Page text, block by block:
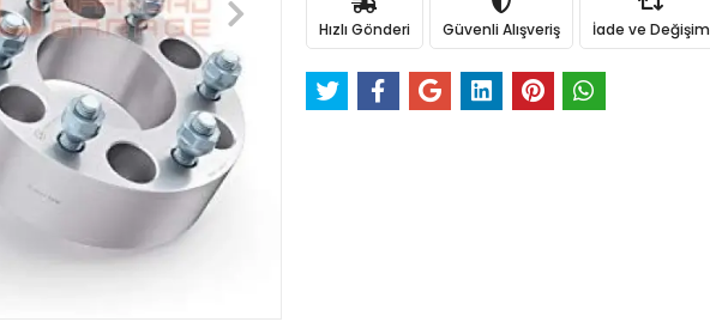
Hızlı Gönderi Güvenli Alışveriş İade ve Değişim